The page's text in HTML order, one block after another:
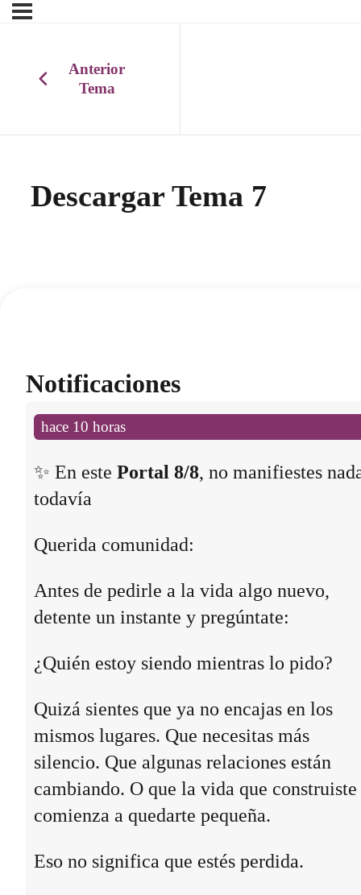
Anterior
Tema
Descargar Tema 7
Notificaciones
hace 10 horas
✨ En este Portal 8/8, no manifiestes
todavía
Querida comunidad:
Antes de pedirle a la vida algo nuevo,
detente un instante y pregúntate:
¿Quién estoy siendo mientras lo pido?
Quizá sientes que ya no encajas en los
mismos lugares. Que necesitas más
silencio. Que algunas relaciones están
cambiando. O que la vida que construiste
comienza a quedarte pequeña.
Eso no significa que estés perdida.